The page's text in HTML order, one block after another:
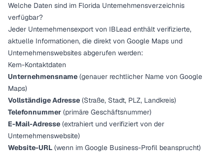
Welche Daten sind im Florida Unternehmensverzeichnis
verfügbar?
Jeder Unternehmensexport von IBLead enthält verifizierte,
aktuelle Informationen, die direkt von Google Maps und
Unternehmenswebsites abgerufen werden:
Kern-Kontaktdaten
Unternehmensname (genauer rechtlicher Name von Google
Maps)
Vollständige Adresse (Straße, Stadt, PLZ, Landkreis)
Telefonnummer (primäre Geschäftsnummer)
E-Mail-Adresse (extrahiert und verifiziert von der
Unternehmenswebsite)
Website-URL (wenn im Google Business-Profil beansprucht)